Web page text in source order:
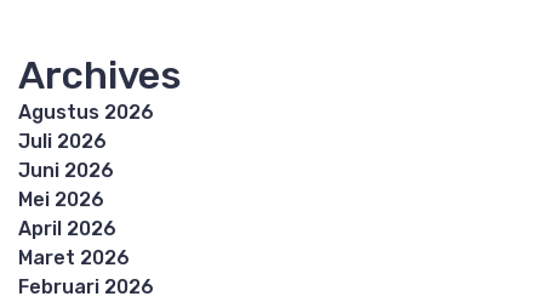
Archives
Agustus 2026
Juli 2026
Juni 2026
Mei 2026
April 2026
Maret 2026
Februari 2026